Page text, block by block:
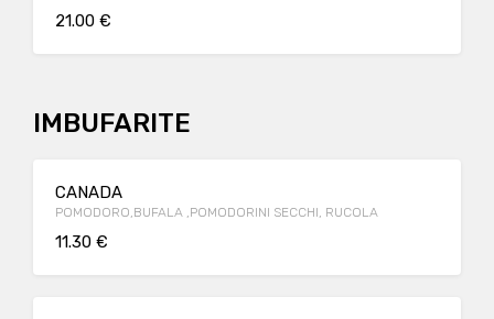
21.00 €
IMBUFARITE
CANADA
POMODORO,BUFALA ,POMODORINI SECCHI, RUCOLA
11.30 €